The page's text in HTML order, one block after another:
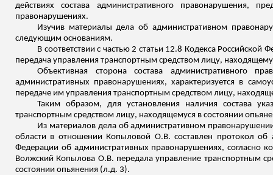
действиях состава административного правонарушения,
правонарушениях.
Изучив материалы дела об административном
следующим основаниям.
В соответствии с частью 2 статьи 12.8 Кодекса
передача управления транспортным средством лицу,
Объективная сторона состава административного
административных правонарушениях, характеризуется в
передаче им управления транспортным средством лицу,
Таким образом, для установления наличия состава
транспортным средством лицу, находящемуся в состоянии
Из материалов дела об административном
области в отношении Копыловой О.В. составлен протокол об
Федерации об административных правонарушениях, согласно
Волжский Копылова О.В. передала управление транспортным
состоянии опьянения (л.д. 3).